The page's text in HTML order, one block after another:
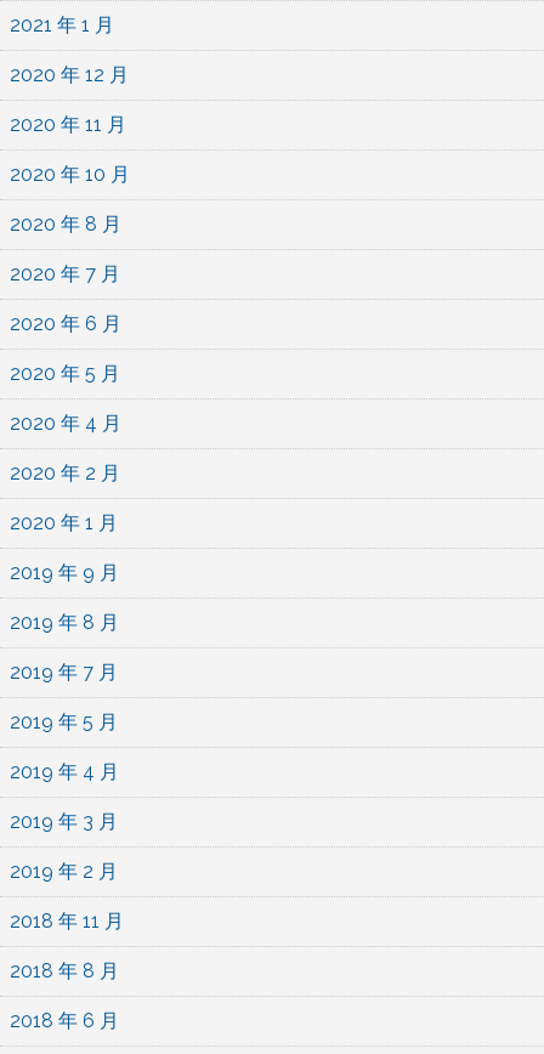
2021 年 1 月
2020 年 12 月
2020 年 11 月
2020 年 10 月
2020 年 8 月
2020 年 7 月
2020 年 6 月
2020 年 5 月
2020 年 4 月
2020 年 2 月
2020 年 1 月
2019 年 9 月
2019 年 8 月
2019 年 7 月
2019 年 5 月
2019 年 4 月
2019 年 3 月
2019 年 2 月
2018 年 11 月
2018 年 8 月
2018 年 6 月